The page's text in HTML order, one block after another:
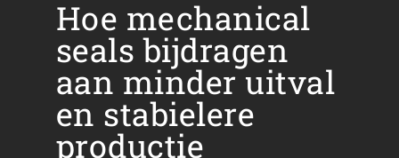
Hoe mechanical
seals bijdragen
aan minder uitval
en stabielere
productie